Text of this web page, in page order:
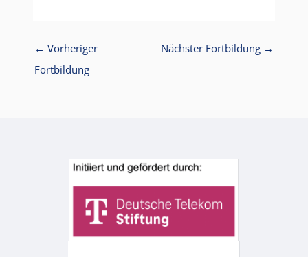
← Vorheriger
Fortbildung
Nächster Fortbildung →